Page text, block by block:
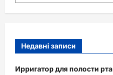
Недавні записи
Ирригатор для полости